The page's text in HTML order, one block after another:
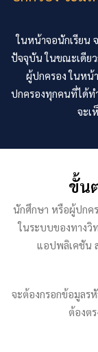
ในหน้าจอนักเรียน
ปัจจุบัน ในขณะเดีย
ผู้ปกครอง ในหน้
ปกครองทุกคนที่ได้ท
จะเ
ขั้น
นักศึกษา หรือผู้ปกค
ในระบบของทางวิ
แอปพลิเคชัน
จะต้องกรอกข้อมูลร
ต้องต